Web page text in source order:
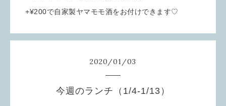
+¥200で自家製ヤマモモ酒をお付けできます♡
2020/01/03
今週のランチ（1/4-1/13）